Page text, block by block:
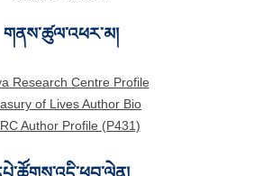
གནས་ཚུལ་འཕར་མ།
Research Centre Profile
of Lives Author Bio
Author Profile (P431)